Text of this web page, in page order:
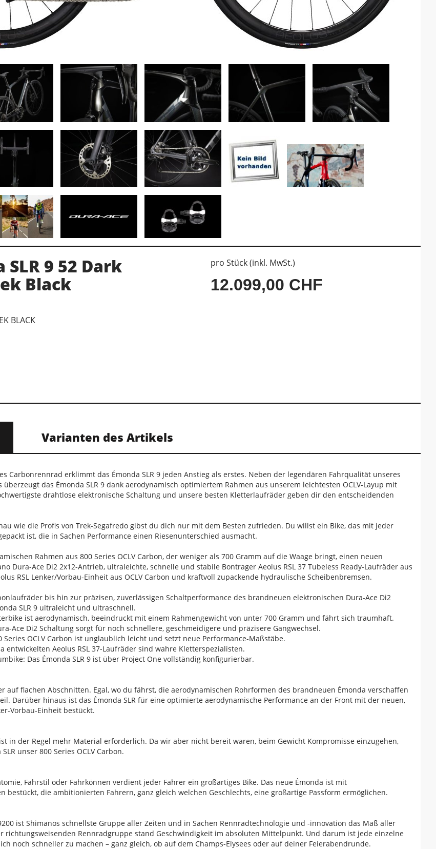
9 52 Dark
Black
BLACK
pro Stück (inkl. MwSt.)
12.099,00 CHF
Varianten des Artikels
Carbonrennrad erklimmt das Émonda SLR 9 jeden Anstieg als erstes. Neben der legendären Fahrqualität unseres
das Émonda SLR 9 dank aerodynamisch optimiertem Rahmen aus unserem leichtesten OCLV-Layup mit
drahtlose elektronische Schaltung und unsere besten Kletterlaufräder geben dir den entscheidenden
wie die Profis von Trek-Segafredo gibst du dich nur mit dem Besten zufrieden. Du willst ein Bike, das mit jeder
ist, die in Sachen Performance einen Riesenunterschied ausmacht.
Rahmen aus 800 Series OCLV Carbon, der weniger als 700 Gramm auf die Waage bringt, einen neuen
Dura-Ace Di2 2x12-Antrieb, ultraleichte, schnelle und stabile Bontrager Aeolus RSL 37 Tubeless Ready-Laufräder aus
RSL Lenker/Vorbau-Einheit aus OCLV Carbon und kraftvoll zupackende hydraulische Scheibenbremsen.
bis hin zur präzisen, zuverlässigen Schaltperformance des brandneuen elektronischen Dura-Ace Di2
SLR 9 ultraleicht und ultraschnell.
ist aerodynamisch, beeindruckt mit einem Rahmengewicht von unter 700 Gramm und fährt sich traumhaft.
Ace Di2 Schaltung sorgt für noch schnellere, geschmeidigere und präzisere Gangwechsel.
OCLV Carbon ist unglaublich leicht und setzt neue Performance-Maßstäbe.
entwickelten Aeolus RSL 37-Laufräder sind wahre Kletterspezialisten.
Das Émonda SLR 9 ist über Project One vollständig konfigurierbar.
auf flachen Abschnitten. Egal, wo du fährst, die aerodynamischen Rohrformen des brandneuen Émonda verschaffen
Darüber hinaus ist das Émonda SLR für eine optimierte aerodynamische Performance an der Front mit der neuen,
Vorbau-Einheit bestückt.
in der Regel mehr Material erforderlich. Da wir aber nicht bereit waren, beim Gewicht Kompromisse einzugehen,
unser 800 Series OCLV Carbon.
Fahrstil oder Fahrkönnen verdient jeder Fahrer ein großartiges Bike. Das neue Émonda ist mit
bestückt, die ambitionierten Fahrern, ganz gleich welchen Geschlechts, eine großartige Passform ermöglichen.
ist Shimanos schnellste Gruppe aller Zeiten und in Sachen Rennradtechnologie und -innovation das Maß aller
richtungsweisenden Rennradgruppe stand Geschwindigkeit im absoluten Mittelpunkt. Und darum ist jede einzelne
noch schneller zu machen – ganz gleich, ob auf dem Champs-Elysees oder auf deiner Feierabendrunde.